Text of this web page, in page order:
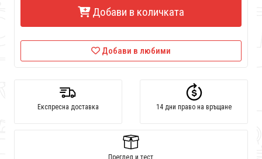
Добави в количката
Добави в любими
Експресна доставка 14 дни право на връщане
Преглед и тест